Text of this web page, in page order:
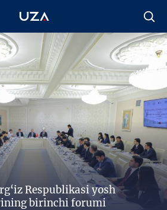
Respublikasi yosh
birinchi forumi